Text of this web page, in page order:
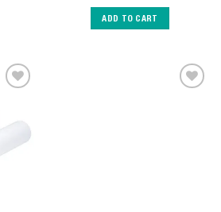
ADD TO CART